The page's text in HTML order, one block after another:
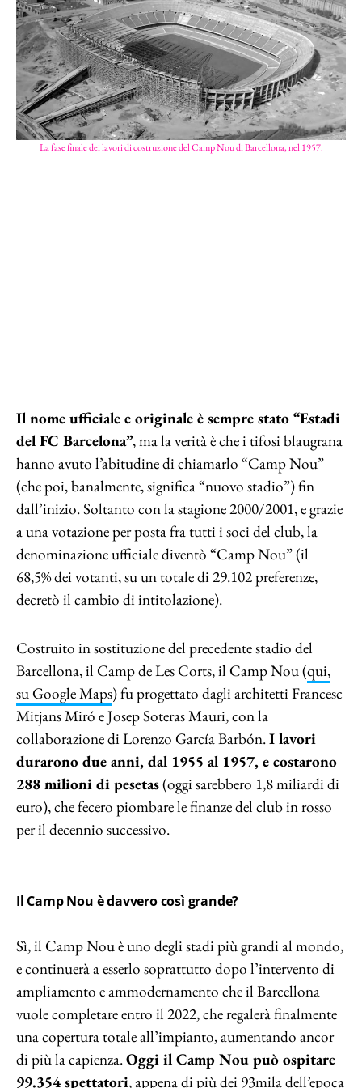
La fase finale dei lavori di costruzione del Camp Nou di Barcellona, nel 1957.
Il nome ufficiale e originale è sempre stato “Estadi
del FC Barcelona”, ma la verità è che i tifosi blaugrana
hanno avuto l’abitudine di chiamarlo “Camp Nou”
(che poi, banalmente, significa “nuovo stadio”) fin
dall’inizio. Soltanto con la stagione 2000/2001, e grazie
a una votazione per posta fra tutti i soci del club, la
denominazione ufficiale diventò “Camp Nou” (il
68,5% dei votanti, su un totale di 29.102 preferenze,
decretò il cambio di intitolazione).
Costruito in sostituzione del precedente stadio del
Barcellona, il Camp de Les Corts, il Camp Nou (qui,
su Google Maps) fu progettato dagli architetti Francesc
Mitjans Miró e Josep Soteras Mauri, con la
collaborazione di Lorenzo García Barbón.I lavori
durarono due anni, dal 1955 al 1957, e costarono
288 milioni di pesetas(oggi sarebbero 1,8 miliardi di
euro), che fecero piombare le finanze del club in rosso
per il decennio successivo.
Il Camp Nou è davvero così grande?
Sì, il Camp Nou è uno degli stadi più grandi al mondo,
e continuerà a esserlo soprattutto dopo l’intervento di
ampliamento e ammodernamento che il Barcellona
vuole completare entro il 2022, che regalerà finalmente
una copertura totale all’impianto, aumentando ancor
di più la capienza.Oggi il Camp Nou può ospitare
99.354 spettatori, appena di più dei 93mila dell’epoca